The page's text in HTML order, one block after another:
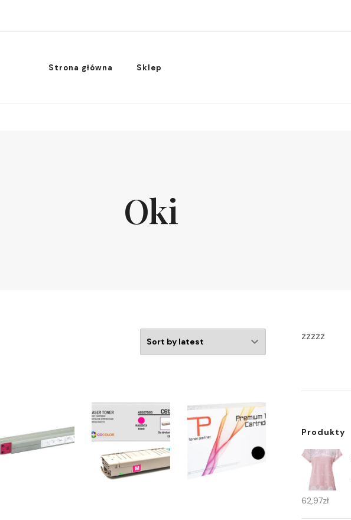
Strona główna Sklep
Oki
zzzzz
Produkty
62,97zł